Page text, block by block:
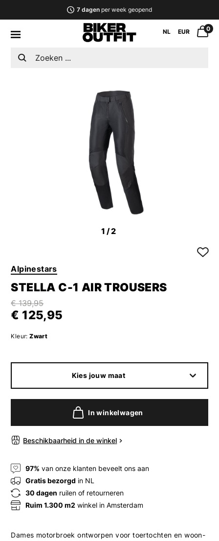
7 dagenper week geopend
NL EUR 0
1/2
Alpinestars
STELLA C-1 AIR TROUSERS
€ 139,95
€ 125,95
Kleur: Zwart
Kies jouw maat
In winkelwagen
Beschikbaarheid in de winkel
97% van onze klanten beveelt ons aan
Gratis bezorgd in NL
30 dagen ruilen of retourneren
Ruim 1.300 m2 winkel in Amsterdam
Dames motorbroek ontworpen voor toertochten en woon-